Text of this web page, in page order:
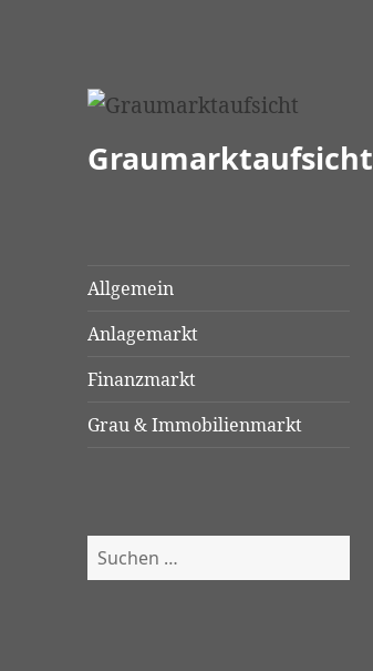
Graumarktaufsicht
Allgemein
Anlagemarkt
Finanzmarkt
Grau & Immobilienmarkt
Suchen
nach: